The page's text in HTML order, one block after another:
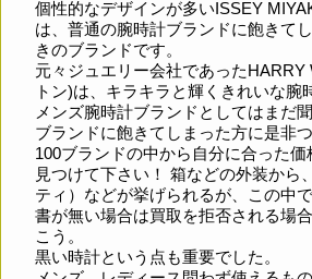
個性的なデザインが多いISSEY
は、普通の腕時計ブランドに飽きて
きのブランドです。
元々ジュエリー会社であった
トン)は、キラキラと輝くきれいな腕
メンズ腕時計ブランドとしてはまだ
ブランドに飽きてしまった方に是非
100ブランドの中から自分に合った
見つけて下さい！ 箱などの外装から
ティ）などが挙げられるが、この中
書が無い場合は買取を拒否される場
こう。
黒い時計という点も重要でした。